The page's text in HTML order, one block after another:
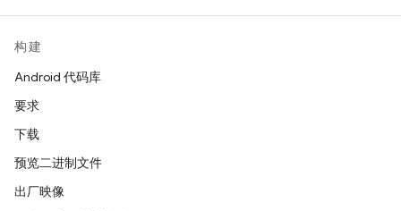
构建
Android 代码库
要求
下载
预览二进制文件
出厂映像